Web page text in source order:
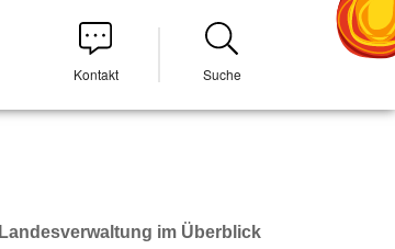
Kontakt Suche
Landesverwaltung im Überblick